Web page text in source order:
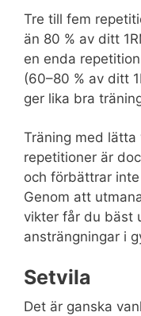
Tre till fem
än 80 % av ditt
en enda
(60–80 % av ditt
ger lika bra
Träning med
repetitioner är
och förbättrar
Genom att
vikter får du bäst
ansträngningar i
Setvila
Det är ganska